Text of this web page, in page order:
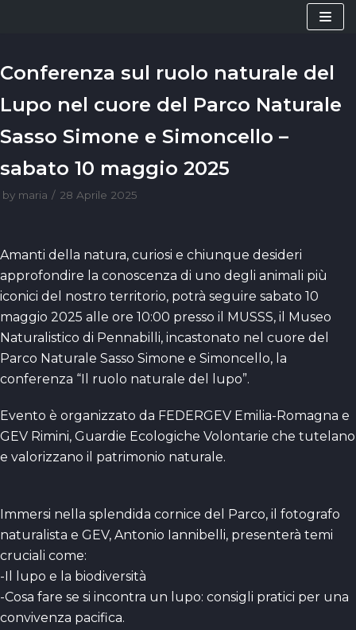
Conferenza sul ruolo naturale del
Lupo nel cuore del Parco Naturale
Sasso Simone e Simoncello –
sabato 10 maggio 2025
by maria 28 Aprile 2025
Amanti della natura, curiosi e chiunque desideri
approfondire la conoscenza di uno degli animali più
iconici del nostro territorio, potrà seguire sabato 10
maggio 2025 alle ore 10:00 presso il MUSSS, il Museo
Naturalistico di Pennabilli, incastonato nel cuore del
Parco Naturale Sasso Simone e Simoncello, la
conferenza “Il ruolo naturale del lupo”.
Evento è organizzato da FEDERGEV Emilia-Romagna e
GEV Rimini, Guardie Ecologiche Volontarie che tutelano
e valorizzano il patrimonio naturale.
Immersi nella splendida cornice del Parco, il fotografo
naturalista e GEV, Antonio Iannibelli, presenterà temi
cruciali come:
-Il lupo e la biodiversità
-Cosa fare se si incontra un lupo: consigli pratici per una
convivenza pacifica.